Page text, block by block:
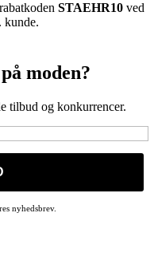
STAEHR10 ved
kunde.
moden?
tilbud og konkurrencer.
nyhedsbrev.